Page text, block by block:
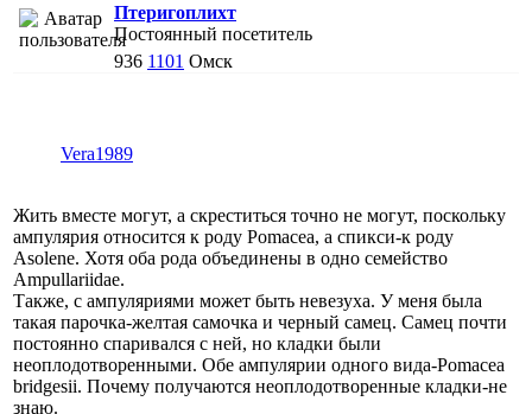
Птеригоплихт
Постоянный посетитель
936 1101 Омск
Vera1989
Жить вместе могут, а скреститься точно не могут, поскольку
ампулярия относится к роду Pomacea, а спикси-к роду
Asolene. Хотя оба рода объединены в одно семейство
Ampullariidae.
Также, с ампуляриями может быть невезуха. У меня была
такая парочка-желтая самочка и черный самец. Самец почти
постоянно спаривался с ней, но кладки были
неоплодотворенными. Обе ампулярии одного вида-Pomacea
bridgesii. Почему получаются неоплодотворенные кладки-не
знаю.